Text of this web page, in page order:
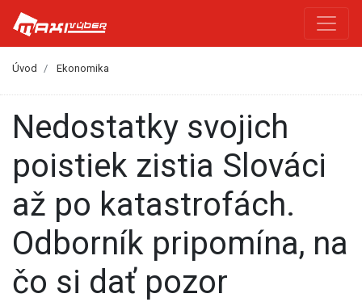
Úvod Ekonomika
Nedostatky svojich
poistiek zistia Slováci
až po katastrofách.
Odborník pripomína, na
čo si dať pozor